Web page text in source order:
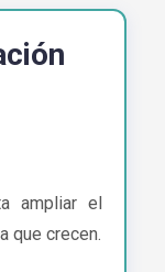
ampliar el
que crecen.